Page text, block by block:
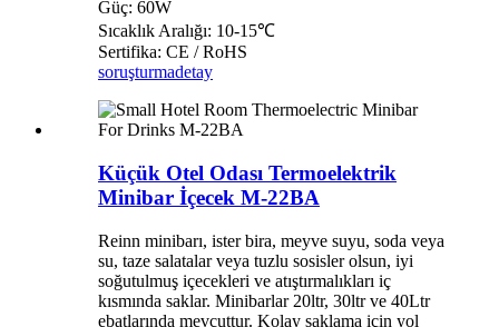
Güç: 60W
Sıcaklık Aralığı: 10-15℃
Sertifika: CE / RoHS
soruşturmadetay
Küçük Otel Odası Termoelektrik
Minibar İçecek M-22BA
Reinn minibarı, ister bira, meyve suyu, soda veya
su, taze salatalar veya tuzlu sosisler olsun, iyi
soğutulmuş içecekleri ve atıştırmalıkları iç
kısmında saklar. Minibarlar 20ltr, 30ltr ve 40Ltr
ebatlarında mevcuttur. Kolay saklama için yol